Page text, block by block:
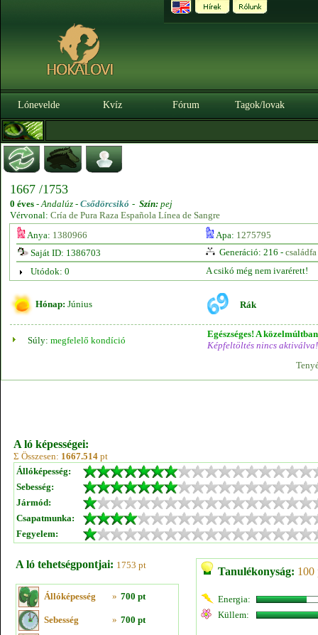
Lónevelde Kvíz Fórum Tagok/lovak
1667 /1753
0 éves -Andalúz - Csődörcsikó - Szín: pej
Vérvonal: Cría de Pura Raza Española Línea de Sangre
Anya: 1380966 Apa: 1275795
Saját ID: 1386703
Generáció: 216 - családfa
Utódok: 0
A csikó még nem ivarérett!
Hónap: Június Rák
Súly: megfelelő kondíció
Egészséges! A
Képfeltöltés nincs aktiválva!
A ló képességei:
Σ Összesen: 1667.514 pt
Állóképesség:
Sebesség:
Jármód:
Csapatmunka:
Fegyelem:
A ló tehetségpontjai: 1753 pt
Állóképesség » 700 pt
Sebesség » 700 pt
Tanulékonyság: 100
Energia:
Küllem: